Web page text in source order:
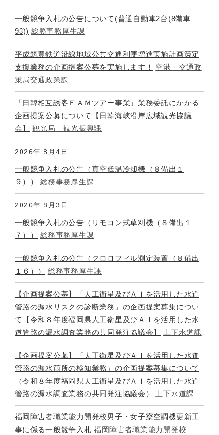
一般競争入札の公告について(普通自動車2台(8備車
93)) 総務事務厚生課
平成筑豊鉄道沿線地域公共交通利便増進実施計画策定
支援業務の企画提案公募を実施します！
空港・交通政
策局交通政策課
「日韓相互誘客ＦＡＭツアー事業」業務委託にかかる
企画提案公募について【日韓海峡沿岸広域観光協議
会】
観光局 観光振興課
2026年 8月4日
一般競争入札の公告（真空低温冷却機（８備出１
９））
総務事務厚生課
2026年 8月3日
一般競争入札の公告（リモコン式草刈機（８備出１
７））
総務事務厚生課
一般競争入札の公告（クロロフィル測定装置（８備出
１６））
総務事務厚生課
【企画提案公募】「人工衛星及びＡＩを活用した水道
管路の漏水リスクの診断業務」の企画提案募集につい
て【令和８年度福岡県人工衛星及びＡＩを活用した水
道管路の漏水調査業務の共同発注協議会】
上下水道課
【企画提案公募】「人工衛星及びＡＩを活用した水道
管路の漏水箇所の検知業務」の企画提案募集について
（令和８年度福岡県人工衛星及びＡＩを活用した水道
管路の漏水調査業務の共同発注協議会）
上下水道課
福岡障害者職業能力開発校男子・女子寮空調機更新工
事に係る一般競争入札 福岡障害者職業能力開発校